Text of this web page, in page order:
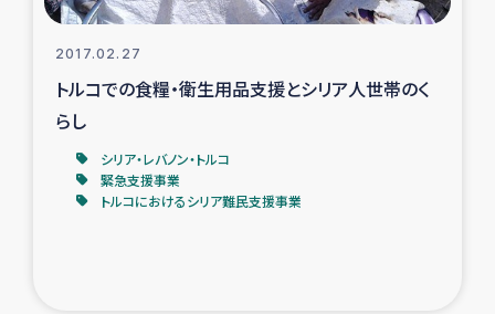
2017.02.27
トルコでの食糧・衛生用品支援とシリア人世帯のく
らし
シリア・レバノン・トルコ
緊急支援事業
トルコにおけるシリア難民支援事業